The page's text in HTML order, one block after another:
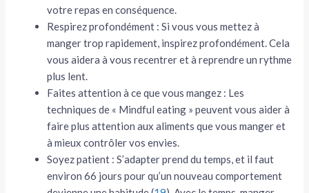
votre repas en conséquence.
Respirez profondément : Si vous vous mettez à
manger trop rapidement, inspirez profondément. Cela
vous aidera à vous recentrer et à reprendre un rythme
plus lent.
Faites attention à ce que vous mangez : Les
techniques de « Mindful eating » peuvent vous aider à
faire plus attention aux aliments que vous manger et
à mieux contrôler vos envies.
Soyez patient : S’adapter prend du temps, et il faut
environ 66 jours pour qu’un nouveau comportement